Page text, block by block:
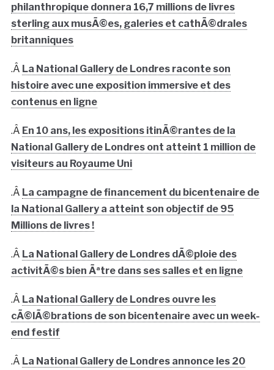
philanthropique donnera 16,7 millions de livres
sterling aux musÃ©es, galeries et cathÃ©drales
britanniques
.Â La National Gallery de Londres raconte son
histoire avec une exposition immersive et des
contenus en ligne
.Â En 10 ans, les expositions itinÃ©rantes de la
National Gallery de Londres ont atteint 1 million de
visiteurs au Royaume Uni
.Â La campagne de financement du bicentenaire de
la National Gallery a atteint son objectif de 95
Millions de livres !
.Â La National Gallery de Londres dÃ©ploie des
activitÃ©s bien Ãªtre dans ses salles et en ligne
.Â La National Gallery de Londres ouvre les
cÃ©lÃ©brations de son bicentenaire avec un week-
end festif
.Â La National Gallery de Londres annonce les 20